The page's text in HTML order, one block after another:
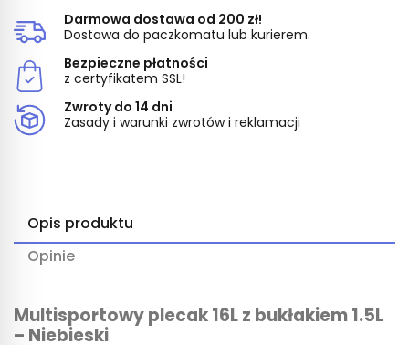
Darmowa dostawa od 200 zł!
Dostawa do paczkomatu lub kurierem.
Bezpieczne płatności
z certyfikatem SSL!
Zwroty do 14 dni
Zasady i warunki zwrotów i reklamacji
Opis produktu
Opinie
Multisportowy plecak 16L z bukłakiem 1.5L
– Niebieski